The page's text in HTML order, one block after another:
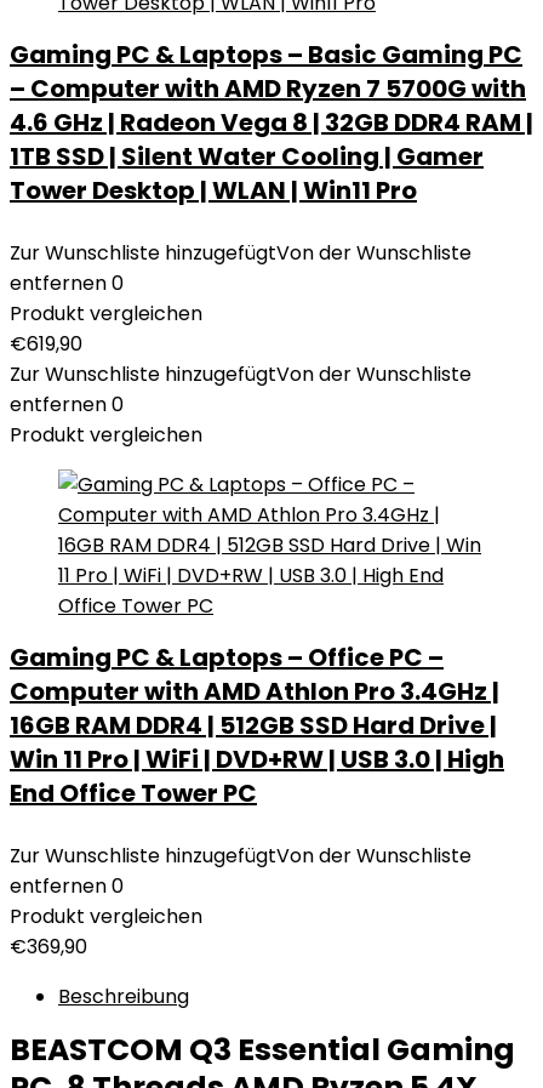
Gaming PC & Laptops – Basic Gaming PC
– Computer with AMD Ryzen 7 5700G with
4.6 GHz | Radeon Vega 8 | 32GB DDR4 RAM |
1TB SSD | Silent Water Cooling | Gamer
Tower Desktop | WLAN | Win11 Pro
Zur Wunschliste hinzugefügtVon der Wunschliste
entfernen0
Produkt vergleichen
€619,90
Zur Wunschliste hinzugefügtVon der Wunschliste
entfernen0
Produkt vergleichen
Gaming PC & Laptops – Office PC –
Computer with AMD Athlon Pro 3.4GHz |
16GB RAM DDR4 | 512GB SSD Hard Drive |
Win 11 Pro | WiFi | DVD+RW | USB 3.0 | High
End Office Tower PC
Zur Wunschliste hinzugefügtVon der Wunschliste
entfernen0
Produkt vergleichen
€369,90
Beschreibung
BEASTCOM Q3 Essential Gaming